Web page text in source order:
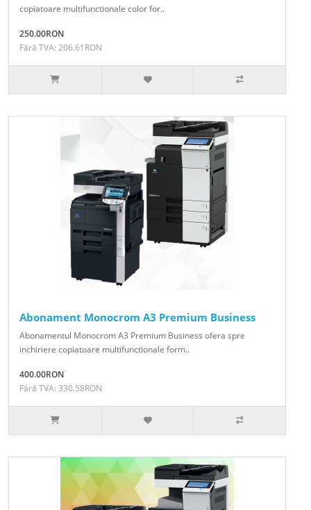
copiatoare multifunctionale color for..
250.00RON
Fără TVA: 206.61RON
Abonament Monocrom A3 Premium Business
Abonamentul Monocrom A3 Premium Business ofera spre
inchiriere copiatoare multifunctionale form..
400.00RON
Fără TVA: 330.58RON